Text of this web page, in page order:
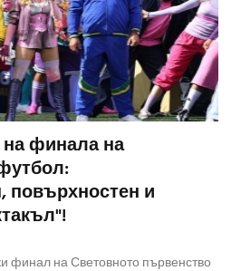
финала на
повърхностен и
финал на Световното първенство